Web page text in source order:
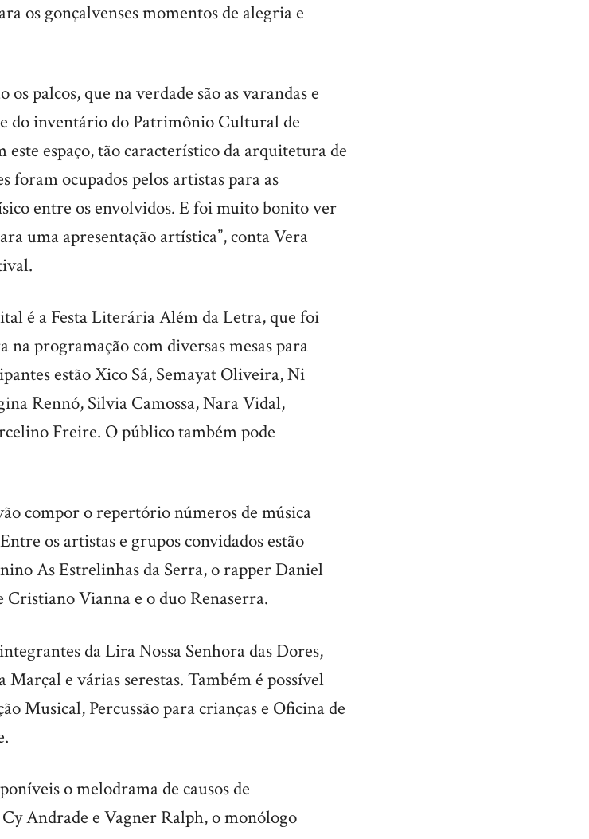
os gonçalvenses momentos de alegria e
os palcos, que na verdade são as varandas e
do inventário do Patrimônio Cultural de
este espaço, tão característico da arquitetura de
foram ocupados pelos artistas para as
entre os envolvidos. E foi muito bonito ver
uma apresentação artística”, conta Vera
é a Festa Literária Além da Letra, que foi
programação com diversas mesas para
estão Xico Sá, Semayat Oliveira, Ni
Rennó, Silvia Camossa, Nara Vidal,
Freire. O público também pode
compor o repertório números de música
os artistas e grupos convidados estão
As Estrelinhas da Serra, o rapper Daniel
Cristiano Vianna e o duo Renaserra.
da Lira Nossa Senhora das Dores,
Marçal e várias serestas. Também é possível
Musical, Percussão para crianças e Oficina de
o melodrama de causos de
Cy Andrade e Vagner Ralph, o monólogo